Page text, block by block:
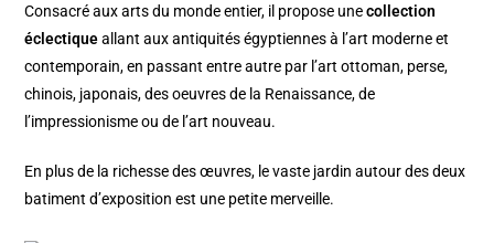
Consacré aux arts du monde entier, il propose unecollection
éclectiqueallant aux antiquités égyptiennes à l’art moderne et
contemporain, en passant entre autre par l’art ottoman, perse,
chinois, japonais, des oeuvres de la Renaissance, de
l’impressionisme ou de l’art nouveau.
En plus de la richesse des œuvres, le vaste jardin autour des deux
batiment d’exposition est une petite merveille.